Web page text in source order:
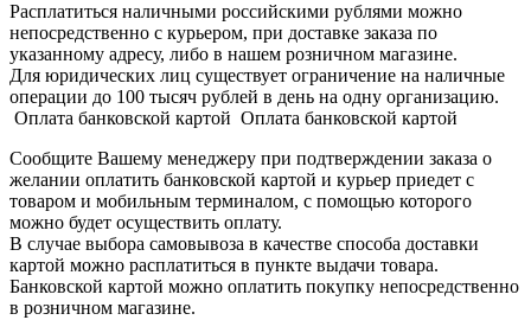
Расплатиться наличными российскими рублями можно
непосредственно с курьером, при доставке заказа по
указанному адресу, либо в нашем розничном магазине.
Для юридических лиц существует ограничение на наличные
операции до 100 тысяч рублей в день на одну организацию.
Оплата банковской картой Оплата банковской картой
Сообщите Вашему менеджеру при подтверждении заказа о
желании оплатить банковской картой и курьер приедет с
товаром и мобильным терминалом, с помощью которого
можно будет осуществить оплату.
В случае выбора самовывоза в качестве способа доставки
картой можно расплатиться в пункте выдачи товара.
Банковской картой можно оплатить покупку непосредственно
в розничном магазине.